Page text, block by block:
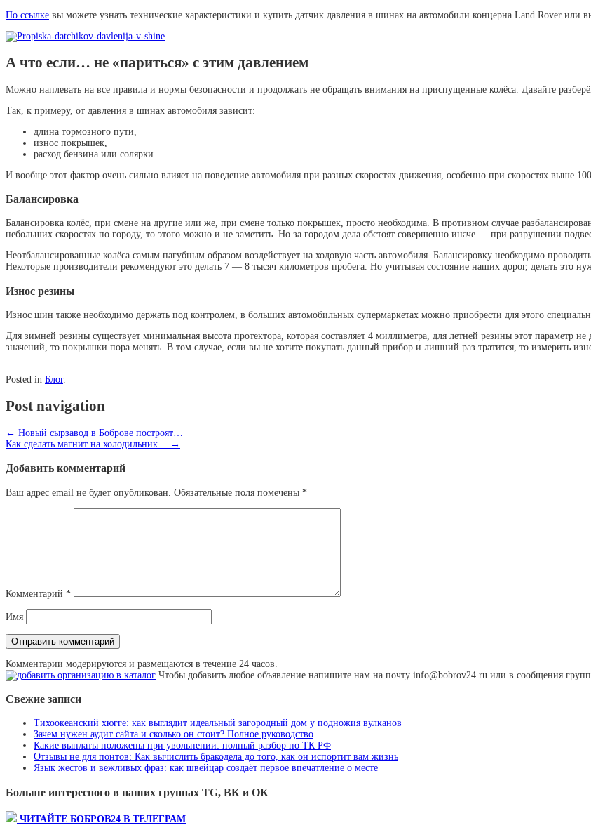
По ссылке вы можете узнать технические характеристики и купить датчик давления в шинах на автомобили концерна Land Rover
А что если… не «париться» с этим давлением
Можно наплевать на все правила и нормы безопасности и продолжать не обращать внимания на приспущенные колёса. Давайте
Так, к примеру, от давления в шинах автомобиля зависит:
длина тормозного пути,
износ покрышек,
расход бензина или солярки.
И вообще этот фактор очень сильно влияет на поведение автомобиля при разных скоростях движения, особенно при скоростях выше
Балансировка
Балансировка колёс, при смене на другие или же, при смене только покрышек, просто необходима. В противном случае
небольших скоростях по городу, то этого можно и не заметить. Но за городом дела обстоят совершенно иначе — при разрушении
Неотбалансированные колёса самым пагубным образом воздействует на ходовую часть автомобиля. Балансировку необходимо
Некоторые производители рекомендуют это делать 7 — 8 тысяч километров пробега. Но учитывая состояние наших дорог, делать это
Износ резины
Износ шин также необходимо держать под контролем, в больших автомобильных супермаркетах можно приобрести для этого
Для зимней резины существует минимальная высота протектора, которая составляет 4 миллиметра, для летней резины этот
значений, то покрышки пора менять. В том случае, если вы не хотите покупать данный прибор и лишний раз тратится, то измерить
Posted in Блог.
Post navigation
← Новый сырзавод в Боброве построят…
Как сделать магнит на холодильник…
→
Добавить комментарий
Ваш адрес email не будет опубликован. Обязательные поля помечены *
Комментарий *
Имя
Комментарии модерируются и размещаются в течение 24 часов.
Чтобы добавить любое объявление напишите нам на почту info@bobrov24.ru или в сообщения
Свежие записи
Тихоокеанский хюгге: как выглядит идеальный загородный дом у подножия вулканов
Зачем нужен аудит сайта и сколько он стоит? Полное руководство
Какие выплаты положены при увольнении: полный разбор по ТК РФ
Отзывы не для понтов: Как вычислить бракодела до того, как он испортит вам жизнь
Язык жестов и вежливых фраз: как швейцар создаёт первое впечатление о месте
Больше интересного в наших группах TG, ВК и ОК
ЧИТАЙТЕ БОБРОВ24 В ТЕЛЕГРАМ